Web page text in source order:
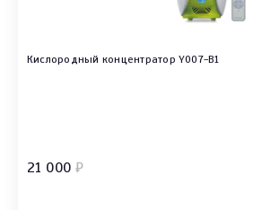
Кислородный концентратор Y007-B1
21 000 ₽